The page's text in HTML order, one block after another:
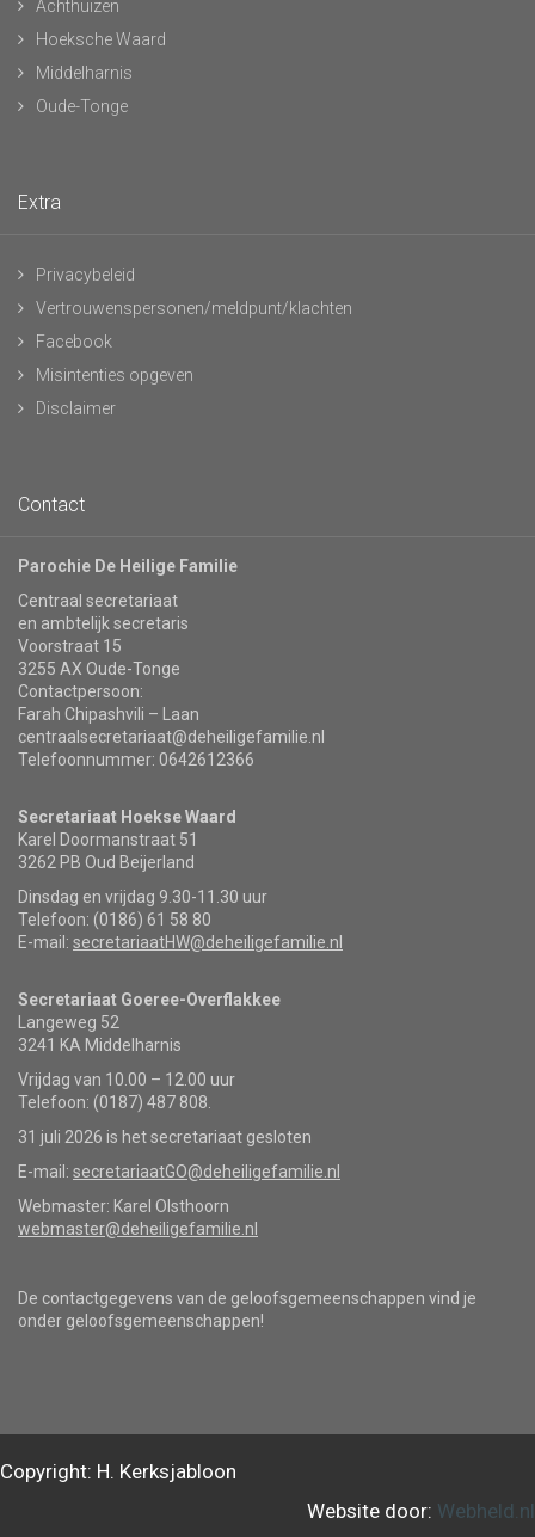
Achthuizen
Hoeksche Waard
Middelharnis
Oude-Tonge
Extra
Privacybeleid
Vertrouwenspersonen/meldpunt/klachten
Facebook
Misintenties opgeven
Disclaimer
Contact
Parochie De Heilige Familie
Centraal secretariaat
en ambtelijk secretaris
Voorstraat 15
3255 AX Oude-Tonge
Contactpersoon:
Farah Chipashvili – Laan
centraalsecretariaat@deheiligefamilie.nl
Telefoonnummer: 0642612366
Secretariaat Hoekse Waard
Karel Doormanstraat 51
3262 PB Oud Beijerland
Dinsdag en vrijdag 9.30-11.30 uur
Telefoon: (0186) 61 58 80
E-mail: secretariaatHW@deheiligefamilie.nl
Secretariaat Goeree-Overflakkee
Langeweg 52
3241 KA Middelharnis
Vrijdag van 10.00 – 12.00 uur
Telefoon: (0187) 487 808.
31 juli 2026 is het secretariaat gesloten
E-mail: secretariaatGO@deheiligefamilie.nl
Webmaster: Karel Olsthoorn
webmaster@deheiligefamilie.nl
De contactgegevens van de geloofsgemeenschappen vind je
onder geloofsgemeenschappen!
Copyright: H. Kerksjabloon
Website door: Webheld.nl